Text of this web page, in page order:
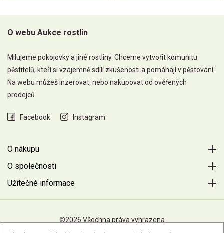
O webu Aukce rostlin
Milujeme pokojovky a jiné rostliny. Chceme vytvořit komunitu
pěstitelů, kteří si vzájemně sdílí zkušenosti a pomáhají v pěstování.
Na webu můžeš inzerovat, nebo nakupovat od ověřených
prodejců.
Facebook Instagram
O nákupu
O společnosti
Užitečné informace
©2026 Všechna práva vyhrazena